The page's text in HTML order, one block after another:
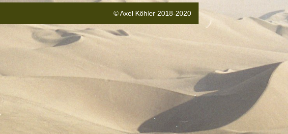
© Axel Köhler 2018-2020